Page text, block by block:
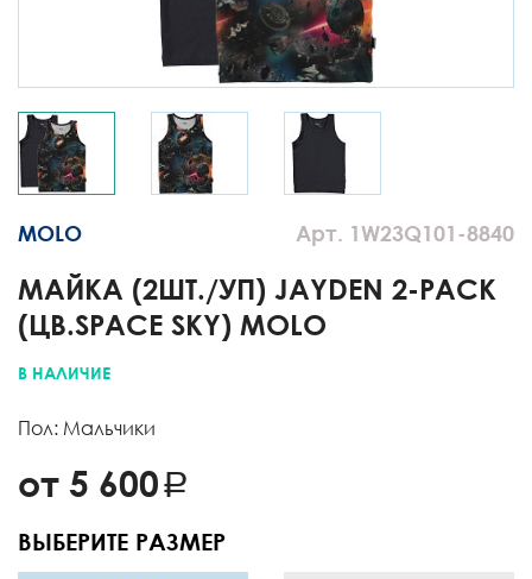
Арт. 1W23Q101-8840
MOLO
МАЙКА (2ШТ./УП) JAYDEN 2-PACK
(ЦВ.SPACE SKY) MOLO
В НАЛИЧИЕ
Пол: Мальчики
от 5 600
ВЫБЕРИТЕ РАЗМЕР